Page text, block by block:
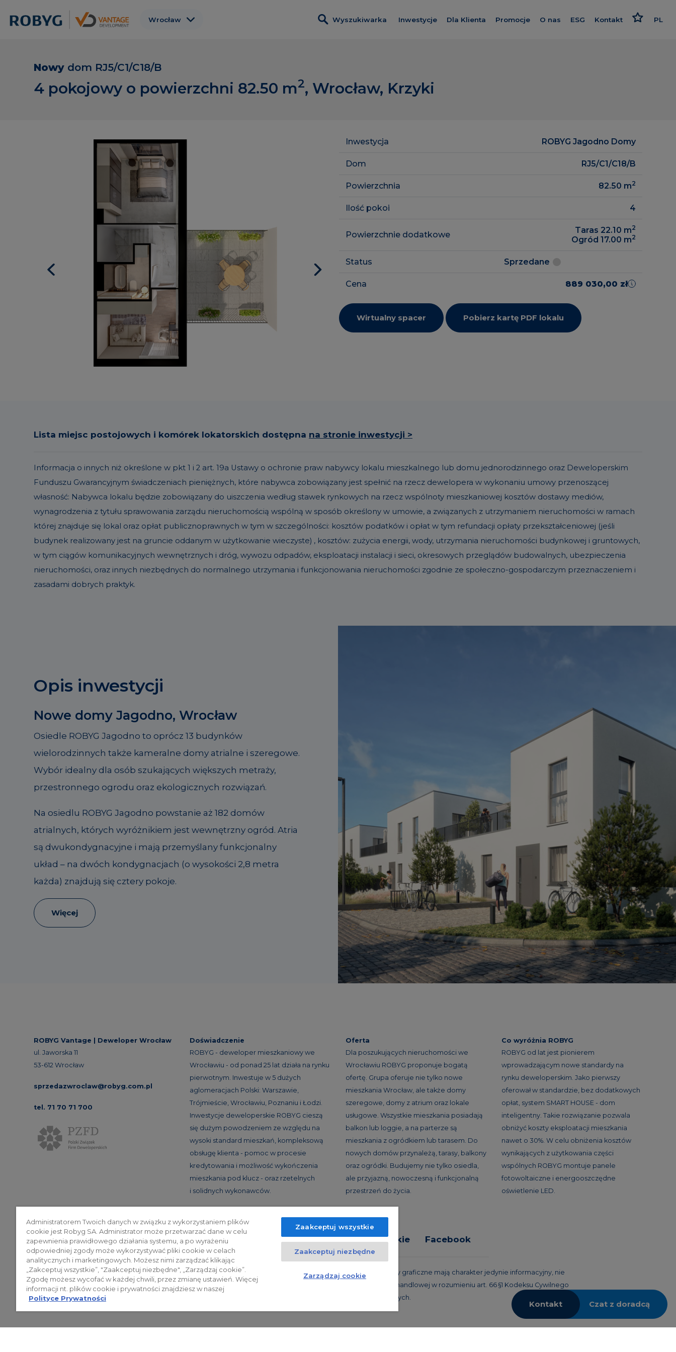
Wrocław
Gdańsk
Poznań
Wyszukiwarka Inwestycje
Apartamenty Krakowska
Dla Klienta Promocje O nas
Spółki Grupy
Dla inwestora
ESG Kontakt PL
Nowy dom RJ5/C1/C18/B
4 pokojowy o powierzchni 82.50 m2, Wrocław, Krzyki
Inwestycja ROBYG Jagodno Domy
Dom RJ5/C1/C18/B
Powierzchnia 82.50 m2
Ilość pokoi 4
Powierzchnie dodatkowe Taras 22.10 m2
Ogród 17.00 m2
Status Sprzedane
Cena 889 030,00 zł
Wirtualny spacer Pobierz kartę PDF lokalu
Lista miejsc postojowych i komórek lokatorskich dostępna na stronie inwestycji >
Informacja o innych niż określone w pkt 1 i 2 art. 19a Ustawy o ochronie praw nabywcy lokalu mieszkalnego lub domu jednorodzinnego oraz Deweloperskim
Funduszu Gwarancyjnym świadczeniach pieniężnych, które nabywca zobowiązany jest spełnić na rzecz dewelopera w wykonaniu umowy przenoszącej
własność: Nabywca lokalu będzie zobowiązany do uiszczenia według stawek rynkowych na rzecz wspólnoty mieszkaniowej kosztów dostawy mediów,
wynagrodzenia z tytułu sprawowania zarządu nieruchomością wspólną w sposób określony w umowie, a związanych z utrzymaniem nieruchomości w ramach
której znajduje się lokal oraz opłat publicznoprawnych w tym w szczególności: kosztów podatków i opłat w tym refundacji opłaty przekształceniowej (jeśli
budynek realizowany jest na gruncie oddanym w użytkowanie wieczyste) , kosztów: zużycia energii, wody, utrzymania nieruchomości budynkowej i gruntowych,
w tym ciągów komunikacyjnych wewnętrznych i dróg, wywozu odpadów, eksploatacji instalacji i sieci, okresowych przeglądów budowalnych, ubezpieczenia
nieruchomości, oraz innych niezbędnych do normalnego utrzymania i funkcjonowania nieruchomości zgodnie ze społeczno-gospodarczym przeznaczeniem i
zasadami dobrych praktyk.
Opis inwestycji
Nowe domy Jagodno, Wrocław
Osiedle ROBYG Jagodno to oprócz 13 budynków
wielorodzinnych także kameralne domy atrialne i szeregowe.
Wybór idealny dla osób szukających większych metraży,
przestronnego ogrodu oraz ekologicznych rozwiązań.
Na osiedlu ROBYG Jagodno powstanie aż 182 domów
atrialnych, których wyróżnikiem jest wewnętrzny ogród. Atria
są dwukondygnacyjne i mają przemyślany funkcjonalny
układ – na dwóch kondygnacjach (o wysokości 2,8 metra
każda) znajdują się cztery pokoje.
Więcej
ROBYG Vantage | Deweloper Wrocław
ul. Jaworska 11
53-612 Wrocław
sprzedazwroclaw@robyg.com.pl
tel. 71 70 71 700
Doświadczenie
ROBYG - deweloper mieszkaniowy we
Wrocławiu - od ponad 25 lat działa na rynku
pierwotnym. Inwestuje w 5 dużych
aglomeracjach Polski: Warszawie,
Trójmieście, Wrocławiu, Poznaniu i Łodzi.
Inwestycje deweloperskie ROBYG cieszą
się dużym powodzeniem ze względu na
wysoki standard mieszkań, kompleksową
obsługę klienta - pomoc w procesie
kredytowania i możliwość wykończenia
mieszkania pod klucz - oraz rzetelnych
i solidnych wykonawców.
Oferta
Dla poszukujących nieruchomości we
Wrocławiu ROBYG proponuje bogatą
ofertę. Grupa oferuje nie tylko nowe
mieszkania Wrocław, ale także domy
szeregowe, domy z atrium oraz lokale
usługowe. Wszystkie mieszkania posiadają
balkon lub loggie, a na parterze są
mieszkania z ogródkiem lub tarasem. Do
nowych domów przynależą, tarasy, balkony
oraz ogródki. Budujemy nie tylko osiedla,
ale przyjazną, nowoczesną i funkcjonalną
przestrzeń do życia.
Co wyróżnia ROBYG
ROBYG od lat jest pionierem
wprowadzającym nowe standardy na
rynku deweloperskim. Jako pierwszy
oferował w standardzie, bez dodatkowych
opłat, system SMART HOUSE - dom
inteligentny. Takie rozwiązanie pozwala
obniżyć koszty eksploatacji mieszkania
nawet o 30%. W celu obniżenia kosztów
wynikających z użytkowania części
wspólnych ROBYG montuje panele
fotowoltaiczne i energooszczędne
oświetlenie LED.
Polityka prywatności Relacje inwestorskie Facebook
© 2026 ROBYG. Wszystkie prawa zastrzeżone. Powyższa oferta i przedstawione materiały graficzne mają charakter jedynie informacyjny, nie
mogą być traktowane jako ostateczne projekty realizacyjne, nie stanowią również oferty handlowej w rozumieniu art. 66 §1 Kodeksu Cywilnego
oraz innych właściwych przepisów prawnych.
Kontakt Czat z doradcą
Administratorem Twoich danych w związku z wykorzystaniem plików
cookie jest Robyg SA. Administrator może przetwarzać dane w celu
zapewnienia prawidłowego działania systemu, a po wyrażeniu
odpowiedniej zgody może wykorzystywać pliki cookie w celach
analitycznych i marketingowych. Możesz nimi zarządzać klikając
„Zakceptuj wszystkie”, "Zaakceptuj niezbędne", „Zarządzaj cookie”.
Zgodę możesz wycofać w każdej chwili, przez zmianę ustawień. Więcej
informacji nt. plików cookie i prywatności znajdziesz w naszej
Polityce Prywatności
Zaakceptuj wszystkie
Zaakceptuj niezbędne
Zarządzaj cookie